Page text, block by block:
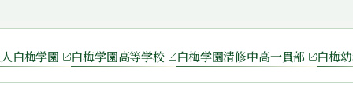
白梅学園 白梅学園高等学校 白梅学園清修中高一貫部 白梅